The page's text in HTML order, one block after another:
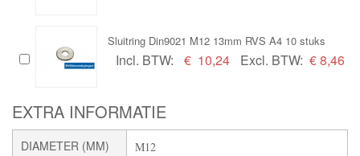
Sluitring Din9021 M12 13mm RVS A4 10 stuks
Incl. BTW: € 10,24 Excl. BTW: € 8,46
EXTRA INFORMATIE
DIAMETER (MM) M12